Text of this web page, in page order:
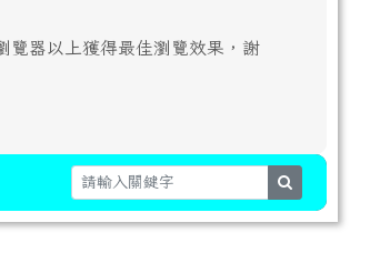
覽器以上獲得最佳瀏覽效果，謝